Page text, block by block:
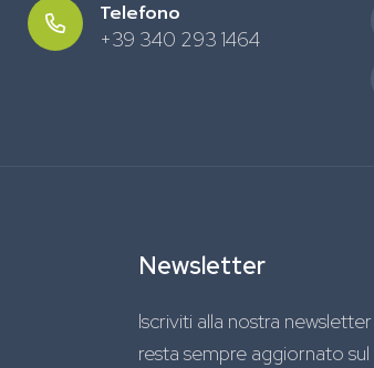
Telefono
+39 340 293 1464
Newsletter
Iscriviti alla nostra
resta sempre aggiornato sul